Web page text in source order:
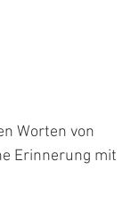
Worten von
Erinnerung mit